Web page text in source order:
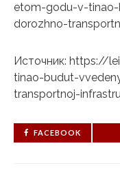
etom-godu-v-
dorozhno-
Источник: https://
tinao-budut-
transportnoj-
FACEBOOK